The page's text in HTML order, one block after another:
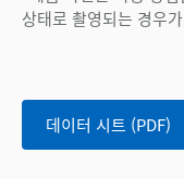
상태로 촬영되는 경우
데이터 시트 (PDF)